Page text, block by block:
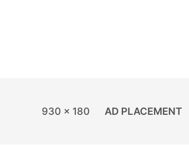
930 x 180 AD PLACEMENT